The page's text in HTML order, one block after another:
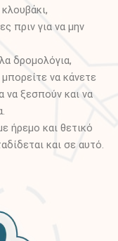
πριν για να μην
δρομολόγια,
να κάνετε
να ξεσπούν και να
ήρεμο και θετικό
και σε αυτό.